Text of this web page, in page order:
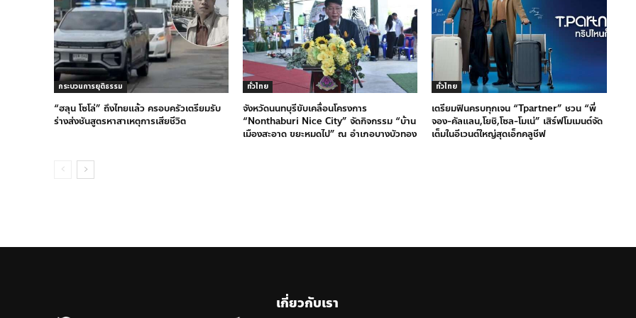
กระบวนการยุติธรรม
“ฮลุน โซโล่” ถึงไทยแล้ว ครอบครัวเตรียมรับ
ร่างส่งชันสูตรหาสาเหตุการเสียชีวิต
ทั่วไทย
จังหวัดนนทบุรีขับเคลื่อนโครงการ
“Nonthaburi Nice City” จัดกิจกรรม “บ้าน
เมืองสะอาด ขยะหมดไป” ณ อำเภอบางบัวทอง
ทั่วไทย
เตรียมฟินครบทุกเจน “Tpartner” ชวน “พี่
จอง-คัลแลน,โยชิ,โซล-โมเน่” เสิร์ฟโมเมนต์จัด
เต็มในอีเวนต์ใหญ่สุดเอ็กคลูชีฟ
เกี่ยวกับเรา